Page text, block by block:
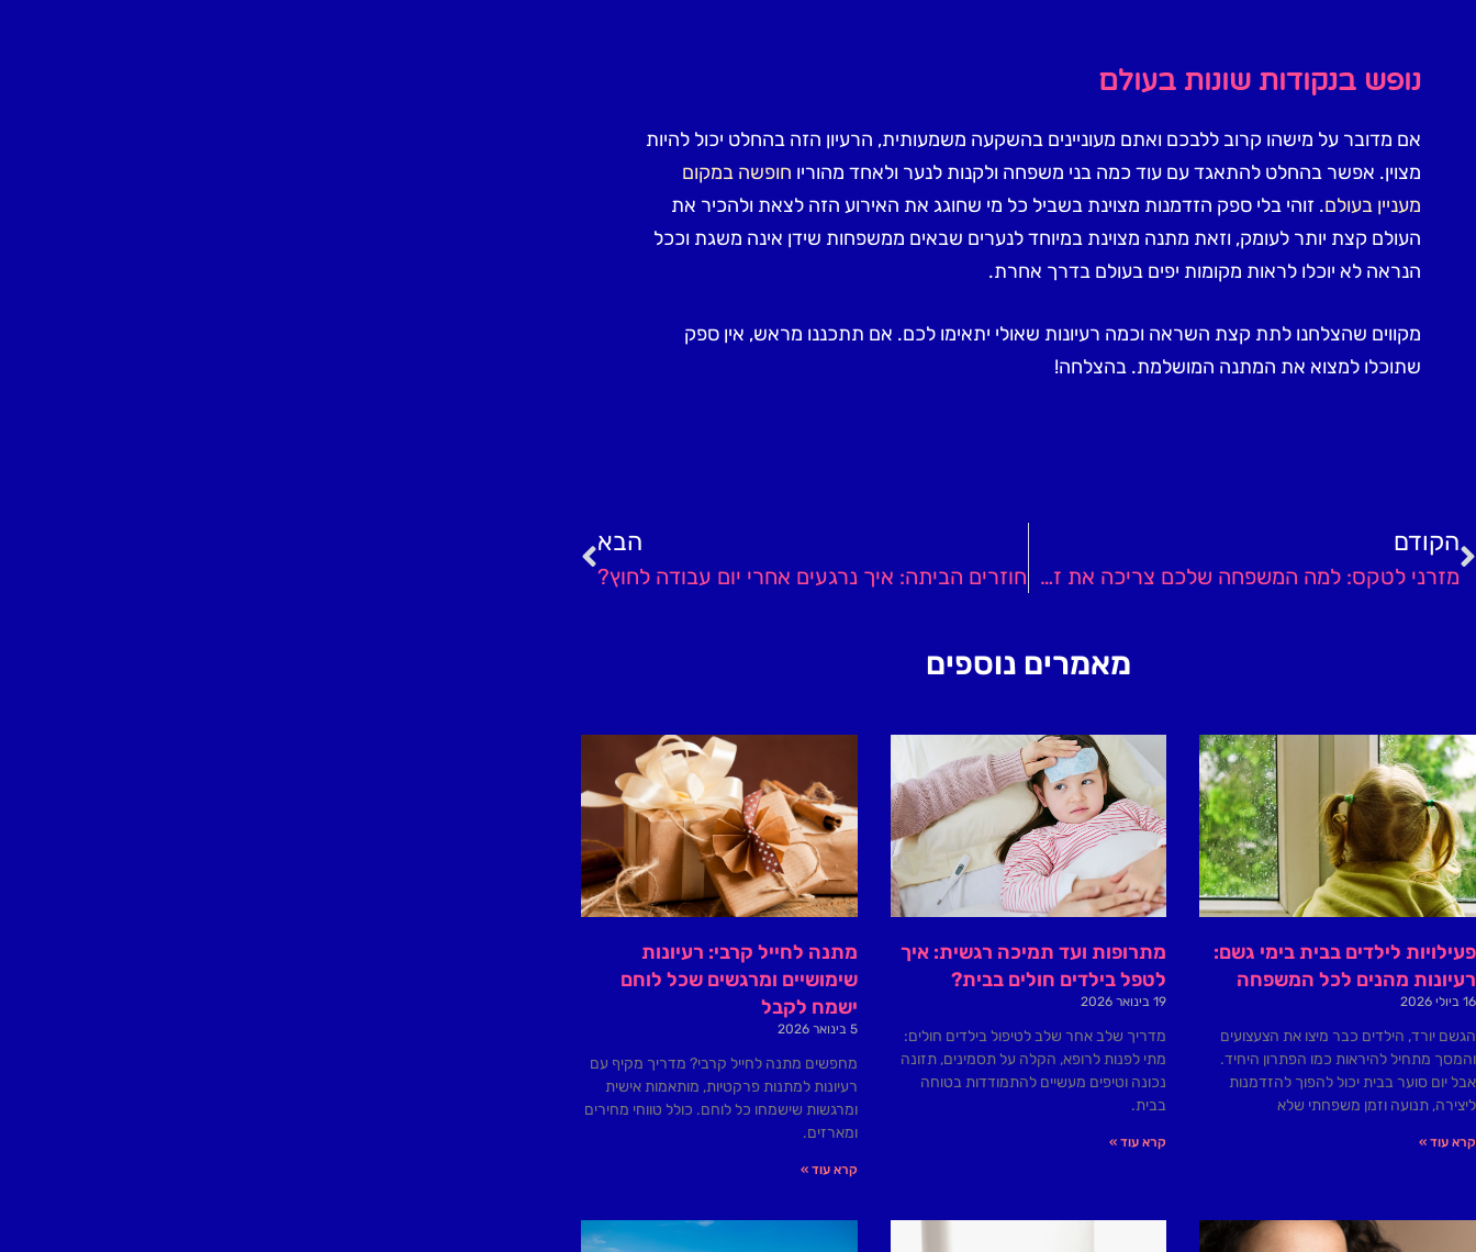
נופש בנקודות שונות בעולם
אם מדובר על מישהו קרוב ללבכם ואתם מעוניינים בהשקעה משמעותית, הרעיון הזה בהחלט יכול להיות
מצוין. אפשר בהחלט להתאגד עם עוד כמה בני משפחה ולקנות לנער ולאחד מהוריו חופשה במקום
מעניין בעולם. זוהי בלי ספק הזדמנות מצוינת בשביל כל מי שחוגג את האירוע הזה לצאת ולהכיר את
העולם קצת יותר לעומק, וזאת מתנה מצוינת במיוחד לנערים שבאים ממשפחות שידן אינה משגת וככל
הנראה לא יוכלו לראות מקומות יפים בעולם בדרך אחרת.
מקווים שהצלחנו לתת קצת השראה וכמה רעיונות שאולי יתאימו לכם. אם תתכננו מראש, אין ספק
שתוכלו למצוא את המתנה המושלמת. בהצלחה!
הקודם
מזרני לטקס: למה המשפחה שלכם צריכה את זה?
הבא
חוזרים הביתה: איך נרגעים אחרי יום עבודה לחוץ?
מאמרים נוספים
פעילויות לילדים בבית בימי גשם:
רעיונות מהנים לכל המשפחה
16 ביולי 2026
הגשם יורד, הילדים כבר מיצו את הצעצועים
והמסך מתחיל להיראות כמו הפתרון היחיד.
אבל יום סוער בבית יכול להפוך להזדמנות
ליצירה, תנועה וזמן משפחתי שלא
קרא עוד »
מתרופות ועד תמיכה רגשית: איך
לטפל בילדים חולים בבית?
19 בינואר 2026
מדריך שלב אחר שלב לטיפול בילדים חולים:
מתי לפנות לרופא, הקלה על תסמינים, תזונה
נכונה וטיפים מעשיים להתמודדות בטוחה
בבית.
קרא עוד »
מתנה לחייל קרבי: רעיונות
שימושיים ומרגשים שכל לוחם
ישמח לקבל
5 בינואר 2026
מחפשים מתנה לחייל קרבי? מדריך מקיף עם
רעיונות למתנות פרקטיות, מותאמות אישית
ומרגשות שישמחו כל לוחם. כולל טווחי מחירים
ומארזים.
קרא עוד »